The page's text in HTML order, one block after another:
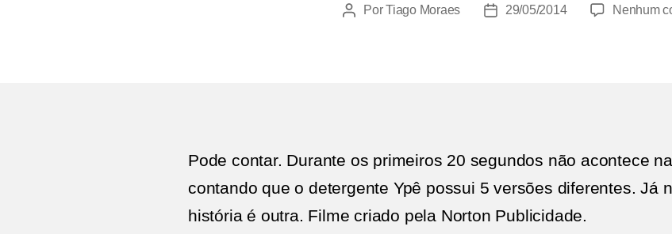
Autor
PorTiago Moraes
Data29/05/2014 Nenhum
Pode contar. Durante os primeiros 20 segundos não acontece
contando que o detergente Ypê possui 5 versões diferentes. Já
história é outra. Filme criado pela Norton Publicidade.